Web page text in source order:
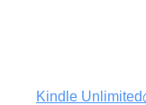
Kindle